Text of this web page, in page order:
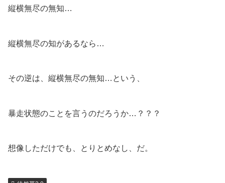
縦横無尽の無知…
縦横無尽の知があるなら…
その逆は、縦横無尽の無知…という、
暴走状態のことを言うのだろうか…？？？
想像しただけでも、とりとめなし、だ。